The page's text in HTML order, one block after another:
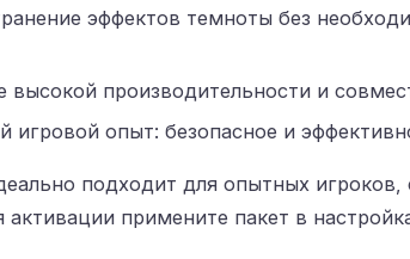
эффектов темноты без
высокой производительности и
игровой опыт: безопасное и
подходит для опытных
активации примените пакет в